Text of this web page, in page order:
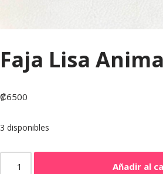
Faja Lisa
₡6500
3 disponibles
Añadir al